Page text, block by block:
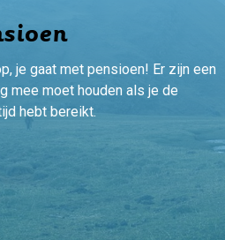
je gaat met pensioen! Er zijn een
mee moet houden als je de
hebt bereikt.